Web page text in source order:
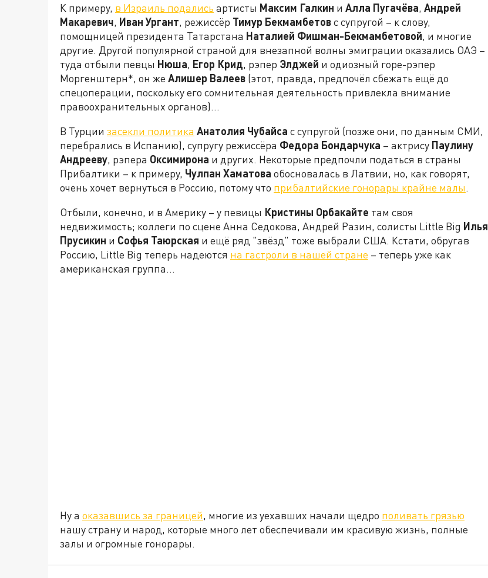
К примеру, в Израиль подались артисты Максим Галкин и Алла Пугачёва, Андрей
Макаревич, Иван Ургант, режиссёр Тимур Бекмамбетовс супругой – к слову,
помощницей президента Татарстана Наталией Фишман-Бекмамбетовой, и многие
другие. Другой популярной страной для внезапной волны эмиграции оказались ОАЭ –
туда отбыли певцы Нюша, Егор Крид, рэпер Элджей и одиозный горе-рэпер
Моргенштерн*, он же Алишер Валеев (этот, правда, предпочёл сбежать ещё до
спецоперации, поскольку его сомнительная деятельность привлекла внимание
правоохранительных органов)…
В Турции засекли политика Анатолия Чубайса с супругой (позже они, по данным СМИ,
перебрались в Испанию), супругу режиссёра Федора Бондарчука – актрису Паулину
Андрееву, рэпера Оксимирона и других. Некоторые предпочли податься в страны
Прибалтики – к примеру, Чулпан Хаматова обосновалась в Латвии, но, как говорят,
очень хочет вернуться в Россию, потому что прибалтийские гонорары крайне малы.
Отбыли, конечно, и в Америку – у певицы Кристины Орбакайте там своя
недвижимость; коллеги по сцене Анна Седокова, Андрей Разин, солисты Little Big Илья
Прусикин и Софья Таюрская и ещё ряд "звёзд" тоже выбрали США. Кстати, обругав
Россию, Little Big теперь надеются на гастроли в нашей стране – теперь уже как
американская группа...
Ну а оказавшись за границей, многие из уехавших начали щедро поливать грязью
нашу страну и народ, которые много лет обеспечивали им красивую жизнь, полные
залы и огромные гонорары.